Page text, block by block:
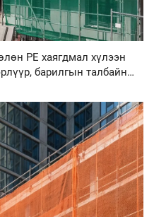
PE хаягдмал хүлээн
барилгын талбайн